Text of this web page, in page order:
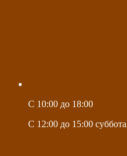
C 10:00 до 18:00
C 12:00 до 15:00 суббота